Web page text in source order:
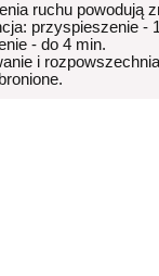
ruchu powodują
przyspieszenie -
- do 4 min.
i